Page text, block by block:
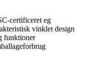
certificeret eg
vinklet design
funktioner